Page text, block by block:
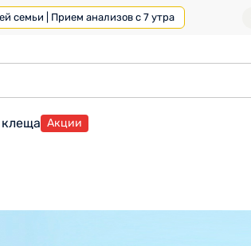
семьи | Прием анализов с 7 утра
клеща Акции